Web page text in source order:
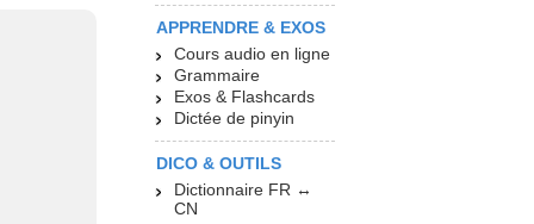
APPRENDRE & EXOS
Cours audio en ligne
Grammaire
Exos & Flashcards
Dictée de pinyin
DICO & OUTILS
Dictionnaire FR ↔
CN